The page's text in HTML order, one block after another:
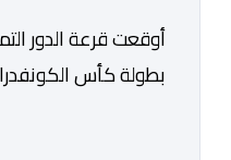
أوقعت قرعة الدور
بطولة كأس